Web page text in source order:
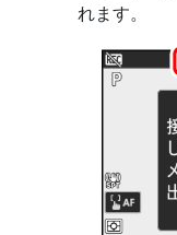
れます。